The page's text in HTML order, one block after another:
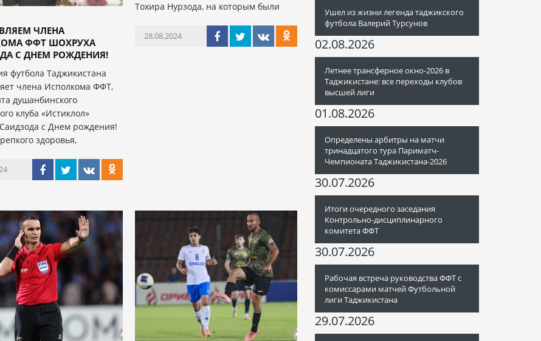
ЧЛЕНА
ФФТ ШОХРУХА
С ДНЕМ РОЖДЕНИЯ!
футбола Таджикистана
члена Исполкома ФФТ,
душанбинского
клуба «Истиклол»
с Днем рождения!
здоровья,
Тохира Нурзода, на которым были
28.08.2024
Ушел из жизни легенда таджикского
футбола Валерий Турсунов
02.08.2026
Летнее трансферное окно-2026 в
Таджикистане: все переходы клубов
высшей лиги
01.08.2026
Определены арбитры на матчи
тринадцатого тура Париматч-
Чемпионата Таджикистана-2026
30.07.2026
Итоги очередного заседания
Контрольно-дисциплинарного
комитета ФФТ
30.07.2026
Рабочая встреча руководства ФФТ с
комиссарами матчей Футбольной
лиги Таджикистана
29.07.2026